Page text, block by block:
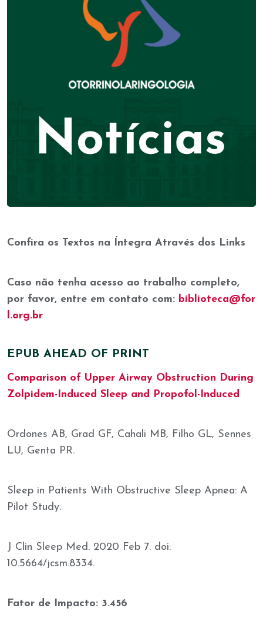
Confira os Textos na Íntegra Através dos Links
Caso não tenha acesso ao trabalho completo,
por favor, entre em contato com: biblioteca@for
l.org.br
EPUB AHEAD OF PRINT
Comparison of Upper Airway Obstruction During
Zolpidem-Induced Sleep and Propofol-Induced
Ordones AB, Grad GF, Cahali MB, Filho GL, Sennes
LU, Genta PR.
Sleep in Patients With Obstructive Sleep Apnea: A
Pilot Study.
J Clin Sleep Med. 2020 Feb 7. doi:
10.5664/jcsm.8334.
Fator de Impacto: 3.456